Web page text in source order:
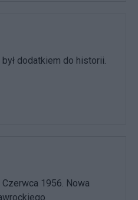
dodatkiem do historii.
1956. Nowa